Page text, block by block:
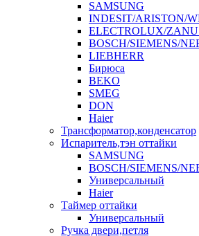
SAMSUNG
INDESIT/ARISTON/
ELECTROLUX/
BOSCH/SIEMENS/
LIEBHERR
Бирюса
BEKO
SMEG
DON
Haier
Трансформатор,конденсатор
Испаритель,тэн оттайки
SAMSUNG
BOSCH/SIEMENS/
Универсальный
Haier
Таймер оттайки
Универсальный
Ручка двери,петля